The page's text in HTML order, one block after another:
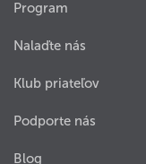
Program
Nalaďte nás
Klub priateľov
Podporte nás
Blog